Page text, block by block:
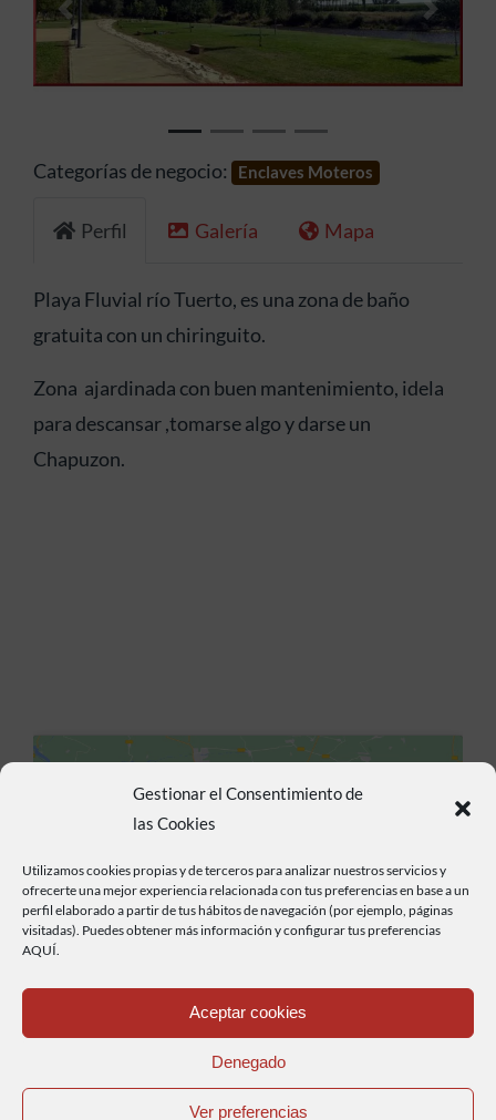
Gestionar el Consentimiento de
las Cookies
Utilizamos cookies propias y de terceros para analizar nuestros servicios y
ofrecerte una mejor experiencia relacionada con tus preferencias en base a un
perfil elaborado a partir de tus hábitos de navegación (por ejemplo, páginas
visitadas). Puedes obtener más información y configurar tus preferencias
AQUÍ.
Aceptar cookies
Denegado
Ver preferencias
Anterior
Categorías de negocio: Enclaves Moteros
Perfil Galería Mapa
Playa Fluvial río Tuerto, es una zona de baño
gratuita con un chiringuito.
Zona ajardinada con buen mantenimiento, idela
para descansar ,tomarse algo y darse un
Chapuzon.
Haz clic para aceptar cookies de marketing y
permitir este contenido